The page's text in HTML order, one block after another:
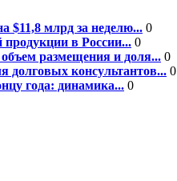
$11,8 млрд за неделю... 0
в России... 0
размещения и доля... 0
долговых консультантов... 0
года: динамика... 0